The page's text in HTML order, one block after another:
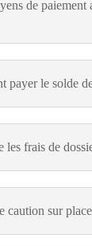
de paiement
payer le solde
les frais de
caution sur